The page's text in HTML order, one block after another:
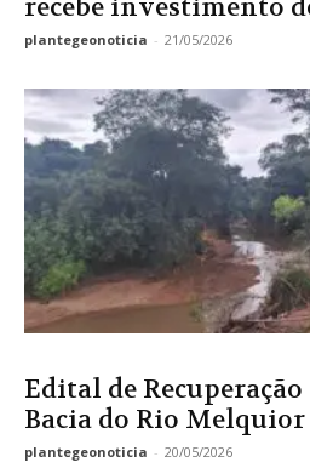
recebe investimento
plantegeonoticia - 21/05/2026
Edital de
Bacia do Rio Melquior
plantegeonoticia - 20/05/2026